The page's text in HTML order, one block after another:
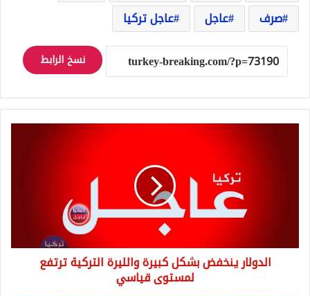
صرف
عاجل عاجل تركيا
نسخ الرابط
قياسي
الدولار ينخفض بشكل كبيرة والليرة التركية ترتفع
لمستوى قياسي